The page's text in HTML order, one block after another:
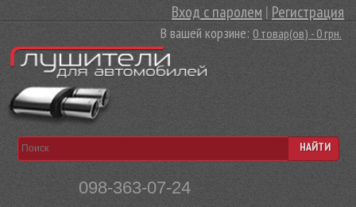
Вход с паролем |Регистрация
В вашей корзине:0 товар(ов) - 0 грн.
098-363-07-24
НАЙТИ